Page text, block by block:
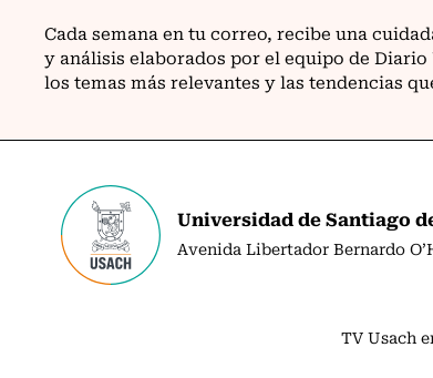
Universidad de Santiago
Avenida Libertador Bernardo
TV Usach